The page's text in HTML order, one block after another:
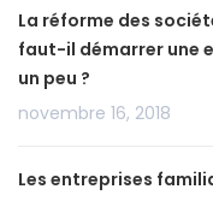
La réforme des
faut-il démarrer une
un peu ?
novembre 16, 2018
Les entreprises